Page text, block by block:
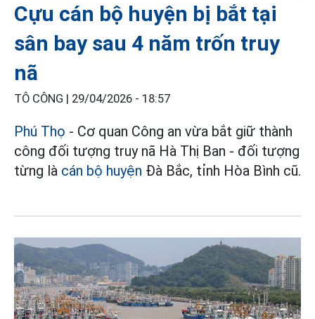
Cựu cán bộ huyện bị bắt tại
sân bay sau 4 năm trốn truy
nã
TÔ CÔNG | 29/04/2026 - 18:57
Phú Thọ - Cơ quan Công an vừa bắt giữ thành
công đối tượng truy nã Hà Thị Ban - đối tượng
từng là cán bộ huyện Đà Bắc, tỉnh Hòa Bình cũ.